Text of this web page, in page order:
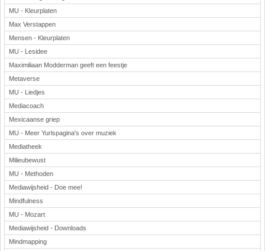
MU - Kleurplaten
Max Verstappen
Mensen - Kleurplaten
MU - Lesidee
Maximiliaan Modderman geeft een feestje
Metaverse
MU - Liedjes
Mediacoach
Mexicaanse griep
MU - Meer Yurlspagina's over muziek
Mediatheek
Milieubewust
MU - Methoden
Mediawijsheid - Doe mee!
Mindfulness
MU - Mozart
Mediawijsheid - Downloads
Mindmapping